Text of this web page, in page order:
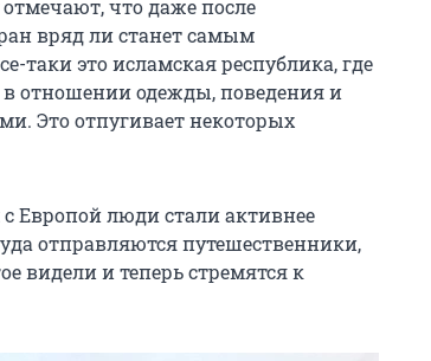
что даже после
вряд ли станет самым
таки это исламская республика, где
отношении одежды, поведения и
Это отпугивает некоторых
Европой люди стали активнее
отправляются путешественники,
видели и теперь стремятся к